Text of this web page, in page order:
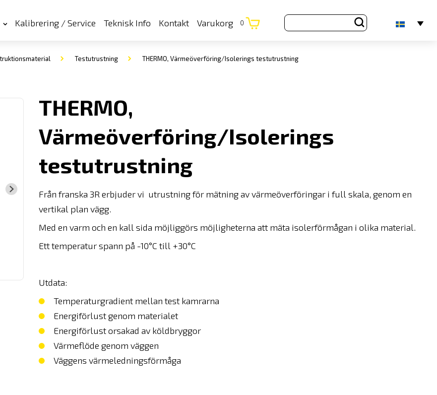
Kalibrering / Service Teknisk Info Kontakt Varukorg 0
Testutrustning THERMO, Värmeöverföring/Isolerings testutrustning
THERMO,
Värmeöverföring/Isolerings
testutrustning
Från franska 3R erbjuder vi utrustning för mätning av värmeöverföringar i full skala, genom en
vertikal plan vägg.
Med en varm och en kall sida möjliggörs möjligheterna att mäta isolerförmågan i olika material.
Ett temperatur spann på -10°C till +30°C
Utdata:
Temperaturgradient mellan test kamrarna
Energiförlust genom materialet
Energiförlust orsakad av köldbryggor
Värmeflöde genom väggen
Väggens värmeledningsförmåga